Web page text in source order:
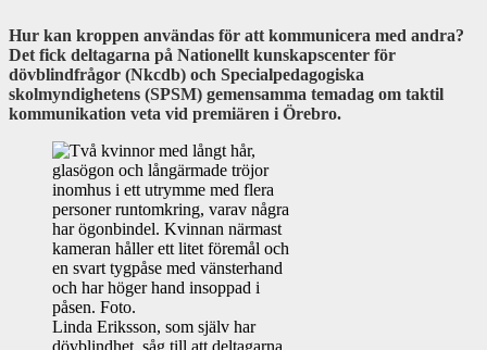
Hur kan kroppen användas för att kommunicera med andra?
Det fick deltagarna på Nationellt kunskapscenter för
dövblindfrågor (Nkcdb) och Specialpedagogiska
skolmyndighetens (SPSM) gemensamma temadag om taktil
kommunikation veta vid premiären i Örebro.
Linda Eriksson, som själv har
dövblindhet, såg till att deltagarna